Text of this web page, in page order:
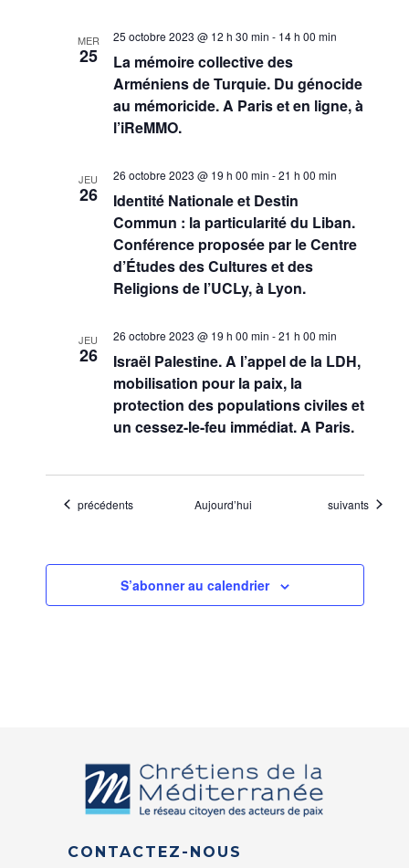
MER
25
La mémoire collective des
Arméniens de Turquie. Du génocide
au mémoricide. A Paris et en ligne, à
l’iReMMO.
25 octobre 2023 @ 12 h 30 min - 14 h 00 min
JEU
26
Identité Nationale et Destin
Commun : la particularité du Liban.
Conférence proposée par le Centre
d’Études des Cultures et des
Religions de l’UCLy, à Lyon.
26 octobre 2023 @ 19 h 00 min -21 h 00 min
JEU
26
Israël Palestine. A l’appel de la LDH,
mobilisation pour la paix, la
protection des populations civiles et
un cessez-le-feu immédiat. A Paris.
26 octobre 2023 @ 19 h 00 min -21 h 00 min
Évènements
précédents Aujourd’hui Évènements
suivants
S’abonner au calendrier
CONTACTEZ-NOUS